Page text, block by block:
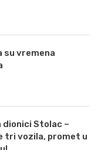
su vremena
dionici Stolac –
tri vozila, promet u